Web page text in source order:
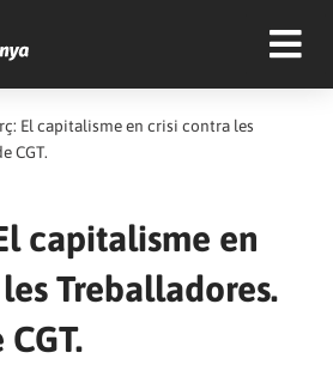
El capitalisme en crisi contra les
CGT.
capitalisme en
Treballadores.